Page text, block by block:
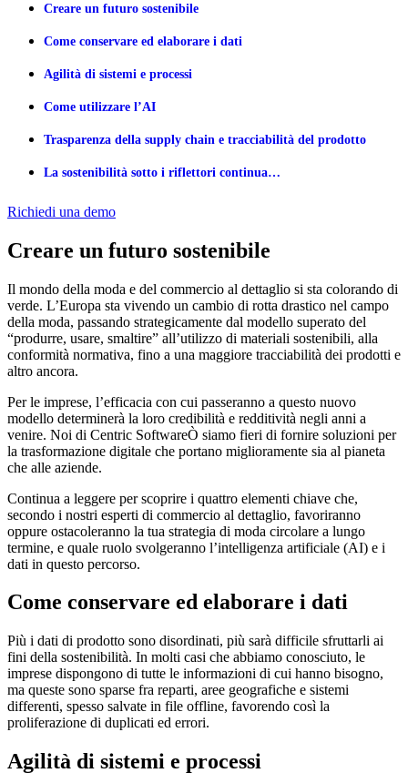
Creare un futuro sostenibile
Come conservare ed elaborare i dati
Agilità di sistemi e processi
Come utilizzare l’AI
Trasparenza della supply chain e tracciabilità del prodotto
La sostenibilità sotto i riflettori continua…
Richiedi una demo
Creare un futuro sostenibile
Il mondo della moda e del commercio al dettaglio si sta colorando di
verde. L’Europa sta vivendo un cambio di rotta drastico nel campo
della moda, passando strategicamente dal modello superato del
“produrre, usare, smaltire” all’utilizzo di materiali sostenibili, alla
conformità normativa, fino a una maggiore tracciabilità dei prodotti e
altro ancora.
Per le imprese, l’efficacia con cui passeranno a questo nuovo
modello determinerà la loro credibilità e redditività negli anni a
venire. Noi di Centric SoftwareÒ siamo fieri di fornire soluzioni per
la trasformazione digitale che portano miglioramente sia al pianeta
che alle aziende.
Continua a leggere per scoprire i quattro elementi chiave che,
secondo i nostri esperti di commercio al dettaglio, favoriranno
oppure ostacoleranno la tua strategia di moda circolare a lungo
termine, e quale ruolo svolgeranno l’intelligenza artificiale (AI) e i
dati in questo percorso.
Come conservare ed elaborare i dati
Più i dati di prodotto sono disordinati, più sarà difficile sfruttarli ai
fini della sostenibilità. In molti casi che abbiamo conosciuto, le
imprese dispongono di tutte le informazioni di cui hanno bisogno,
ma queste sono sparse fra reparti, aree geografiche e sistemi
differenti, spesso salvate in file offline, favorendo così la
proliferazione di duplicati ed errori.
Agilità di sistemi e processi